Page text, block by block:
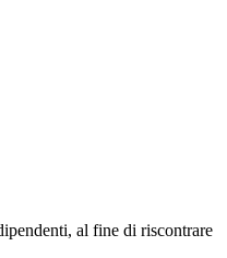
al fine di riscontrare